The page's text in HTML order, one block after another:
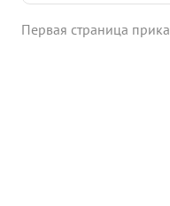
Первая страница